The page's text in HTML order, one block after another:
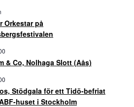
Orkestar på
& Co, Nolhaga Slott (Aås)
Stödgala för ett Tidö-befriat
huset i Stockholm